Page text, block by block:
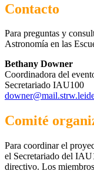
Contacto
Para preguntas y
Astronomía en las
Bethany Downer
Coordinadora del
Secretariado IAU100
Comité
Para coordinar el
el Secretariado del
directivo. Los